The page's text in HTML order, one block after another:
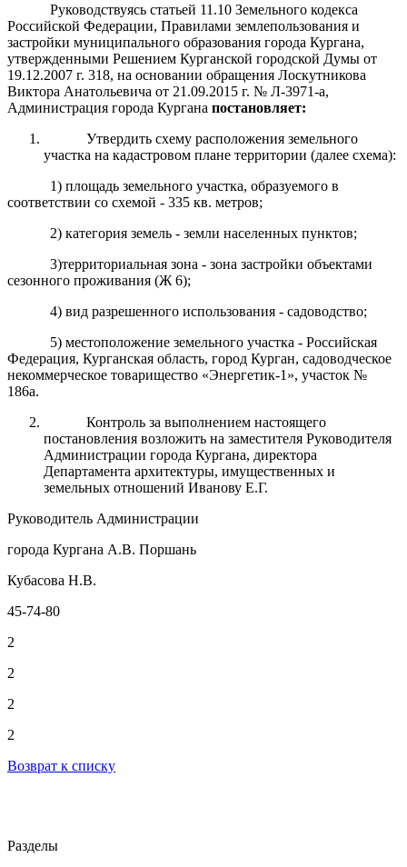
Руководствуясь статьей 11.10 Земельного кодекса
Российской Федерации, Правилами землепользования и
застройки муниципального образования города Кургана,
утвержденными Решением Курганской городской Думы от
19.12.2007 г. 318, на основании обращения Лоскутникова
Виктора Анатольевича от 21.09.2015 г. № Л-3971-а,
Администрация города Кургана постановляет:
Утвердить схему расположения земельного
участка на кадастровом плане территории (далее схема):
1) площадь земельного участка, образуемого в
соответствии со схемой - 335 кв. метров;
2) категория земель - земли населенных пунктов;
3)территориальная зона - зона застройки объектами
сезонного проживания (Ж 6);
4) вид разрешенного использования - садоводство;
5) местоположение земельного участка - Российская
Федерация, Курганская область, город Курган, садоводческое
некоммерческое товарищество «Энергетик-1», участок №
186а.
Контроль за выполнением настоящего
постановления возложить на заместителя Руководителя
Администрации города Кургана, директора
Департамента архитектуры, имущественных и
земельных отношений Иванову Е.Г.
Руководитель Администрации
города Кургана А.В. Поршань
Кубасова Н.В.
45-74-80
2
2
2
2
Возврат к списку
Разделы